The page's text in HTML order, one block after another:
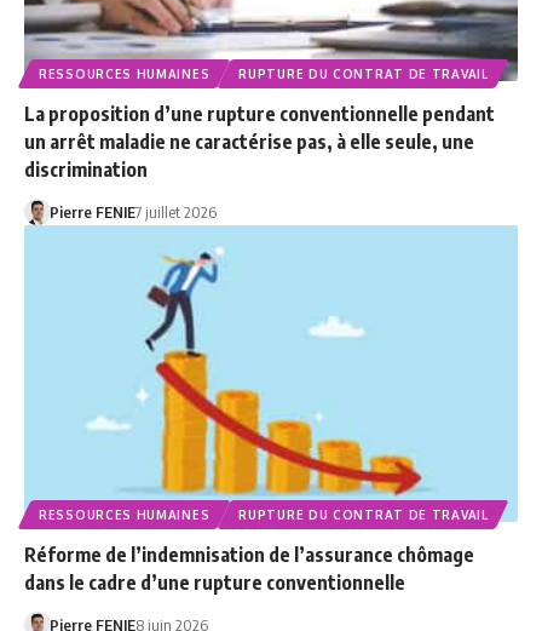
RESSOURCES HUMAINES RUPTURE DU CONTRAT DE TRAVAIL
La proposition d’une rupture conventionnelle pendant
un arrêt maladie ne caractérise pas, à elle seule, une
discrimination
Pierre FENIE7 juillet 2026
RESSOURCES HUMAINES RUPTURE DU CONTRAT DE TRAVAIL
Réforme de l’indemnisation de l’assurance chômage
dans le cadre d’une rupture conventionnelle
Pierre FENIE8 juin 2026